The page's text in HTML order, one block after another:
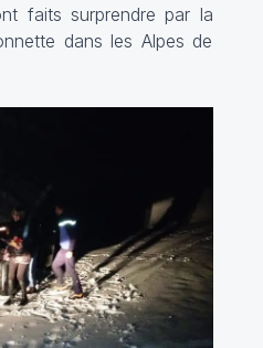
faits surprendre par la
dans les Alpes de